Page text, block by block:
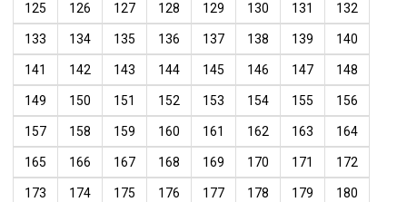
125 126 127 128 129 130 131 132
133 134 135 136 137 138 139 140
141 142 143 144 145 146 147 148
149 150 151 152 153 154 155 156
157 158 159 160 161 162 163 164
165 166 167 168 169 170 171 172
173 174 175 176 177 178 179 180